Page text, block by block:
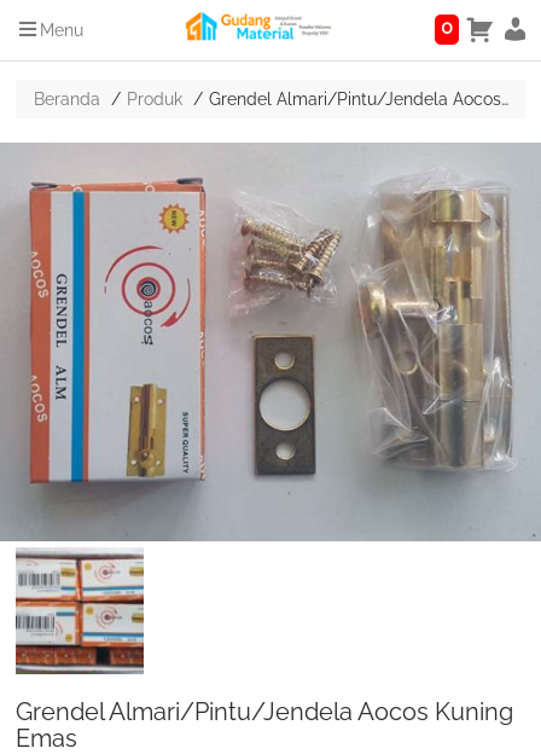
Menu 0
Beranda Produk Grendel Almari/Pintu/Jendela Aocos Kuning Emas
Grendel Almari/Pintu/Jendela Aocos Kuning
Emas